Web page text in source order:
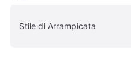
Stile di Arrampicata